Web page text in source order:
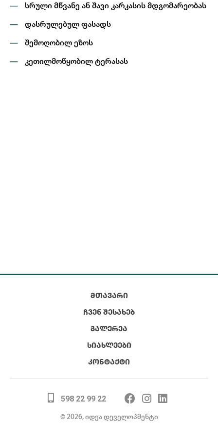
სრული მწვანე ან შავი კარკასის მდგომარეობას
დასრულებულ ფასადს
შემოღობილ ეზოს
კეთილმოწყობილ ტერასას
ᲛᲗᲐᲕᲐᲠᲘ
ᲩᲕᲔᲜ ᲨᲔᲡᲐᲮᲔᲑ
ᲒᲐᲚᲔᲠᲔᲐ
ᲡᲘᲐᲮᲚᲔᲔᲑᲘ
ᲙᲝᲜᲢᲐᲥᲢᲘ
598 22 99 22
© 2026, იდეა დეველოპმენტი